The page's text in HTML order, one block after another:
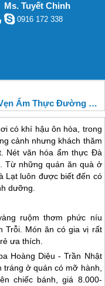
Ms. Tuyết Chinh
0916 172 338
Thực Đường Phố Đà Lạt
có khí hậu ôn hòa, trong
cảnh nhưng khách thăm
Nét văn hóa ẩm thực Đà
Từ những quán ăn quà ở
Lạt luôn được biết đến có
dưỡng.
ruộm thơm phức níu
Trỗi. Món ăn có gia vị rất
ưa thích.
Hoàng Diệu - Trần Nhật
tráng ở quán có mỡ hành,
chiếc bánh, giá 8.000-